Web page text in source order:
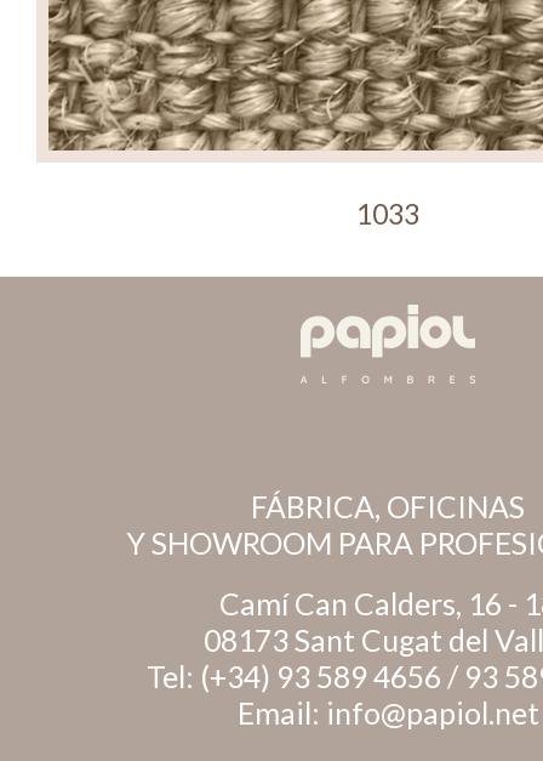
1033
FÁBRICA, OFICINAS
Y SHOWROOM PARA
Camí Can Calders, 16 -
08173 Sant Cugat del
Tel: (+34) 93 589 4656 / 93
Email: info@papiol.net